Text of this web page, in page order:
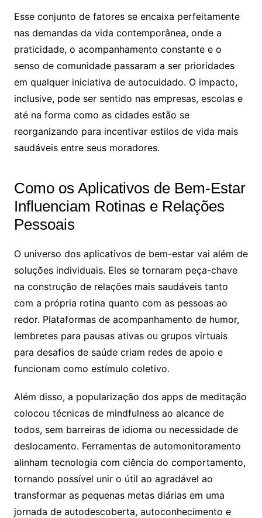
Esse conjunto de fatores se encaixa perfeitamente
nas demandas da vida contemporânea, onde a
praticidade, o acompanhamento constante e o
senso de comunidade passaram a ser prioridades
em qualquer iniciativa de autocuidado. O impacto,
inclusive, pode ser sentido nas empresas, escolas e
até na forma como as cidades estão se
reorganizando para incentivar estilos de vida mais
saudáveis entre seus moradores.
Como os Aplicativos de Bem-Estar
Influenciam Rotinas e Relações
Pessoais
O universo dos aplicativos de bem-estar vai além de
soluções individuais. Eles se tornaram peça-chave
na construção de relações mais saudáveis tanto
com a própria rotina quanto com as pessoas ao
redor. Plataformas de acompanhamento de humor,
lembretes para pausas ativas ou grupos virtuais
para desafios de saúde criam redes de apoio e
funcionam como estímulo coletivo.
Além disso, a popularização dos apps de meditação
colocou técnicas de mindfulness ao alcance de
todos, sem barreiras de idioma ou necessidade de
deslocamento. Ferramentas de automonitoramento
alinham tecnologia com ciência do comportamento,
tornando possível unir o útil ao agradável ao
transformar as pequenas metas diárias em uma
jornada de autodescoberta, autoconhecimento e